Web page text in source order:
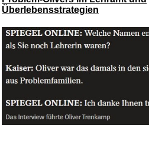
Pan's Labyrinth
Überlebensstrategien